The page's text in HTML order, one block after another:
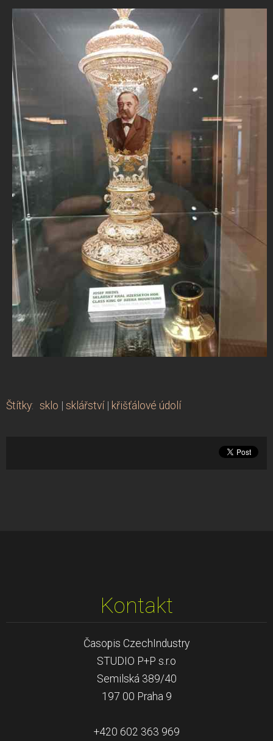
Štítky: sklo | sklářství | křišťálové údolí
Kontakt
Časopis CzechIndustry
STUDIO P+P s.r.o
Semilská 389/40
197 00 Praha 9
+420 602 363 969